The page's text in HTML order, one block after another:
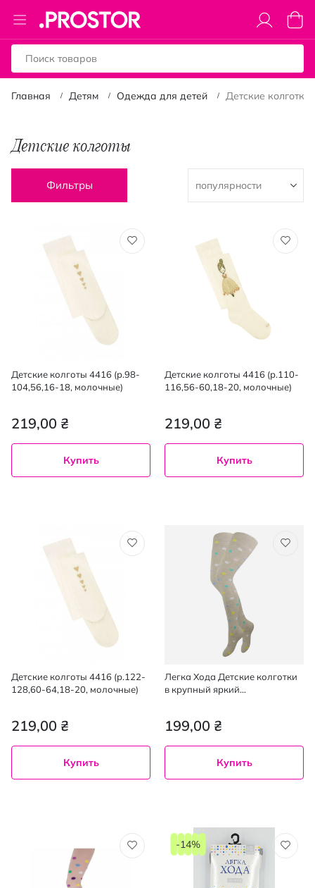
Toggle
Nav
Моя
Главная Детям Одежда для детей Детские колготки
Детские колготы
Фильтры
Детские колготы 4416 (р.98-
104,56,16-18, молочные)
219,00 ₴
Купить
Детские колготы 4416 (р.110-
116,56-60,18-20, молочные)
219,00 ₴
Купить
Детские колготы 4416 (р.122-
128,60-64,18-20, молочные)
219,00 ₴
Купить
Легка Хода Детские колготки
в крупный яркий
бежевый меланж, 1 шт
199,00 ₴
Купить
-14%